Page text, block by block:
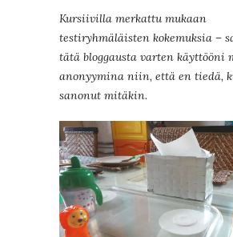
Kursiivilla merkattu mukaan
testiryhmäläisten kokemuksia –
tätä bloggausta varten käyttööni
anonyymina niin, että en tiedä,
sanonut mitäkin.